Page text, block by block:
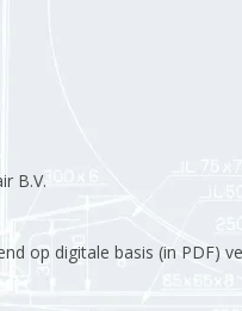
B.V.
op digitale basis (in PDF)